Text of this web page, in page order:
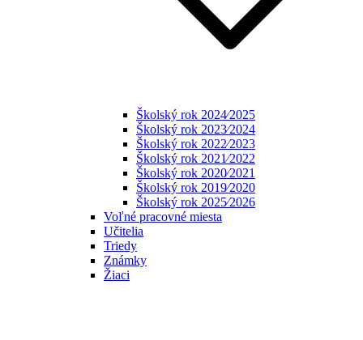
Školský rok 2024⁄2025
Školský rok 2023⁄2024
Školský rok 2022⁄2023
Školský rok 2021⁄2022
Školský rok 2020⁄2021
Školský rok 2019⁄2020
Školský rok 2025⁄2026
Voľné pracovné miesta
Učitelia
Triedy
Známky
Žiaci